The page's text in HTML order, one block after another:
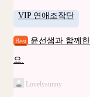
VIP 연애조작단
Best 윤선샘과 함께
요.
Lovelysunny